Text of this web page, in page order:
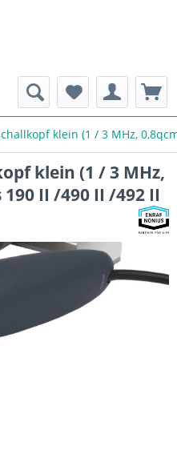
klein (1 / 3 MHz,
klein (1 / 3 MHz,
II /490 II /492 II